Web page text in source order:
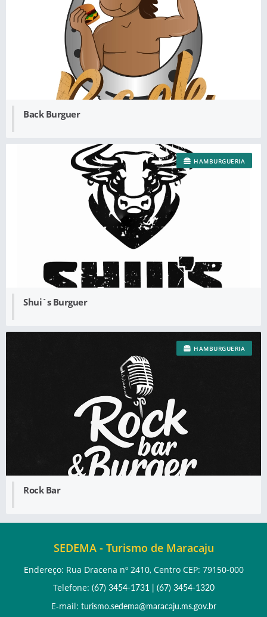
Back Burguer
Shui´s Burguer
HAMBURGUERIA
Rock Bar
HAMBURGUERIA
SEDEMA - Turismo de Maracaju
Endereço: Rua Dracena nº 2410, Centro CEP: 79150-000
Telefone: (67) 3454-1731 | (67) 3454-1320
E-mail: turismo.sedema@maracaju.ms.gov.br